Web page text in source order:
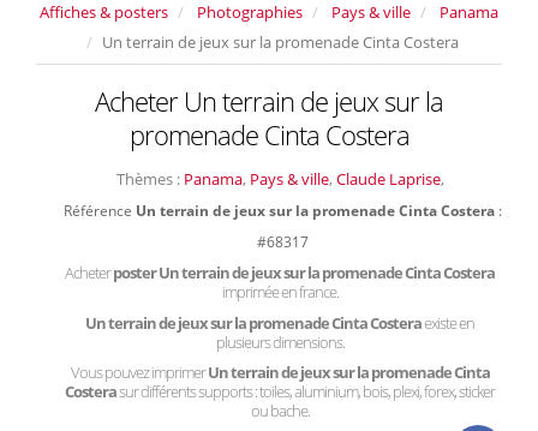
Affiches & posters Photographies Pays & ville
Panama
Un terrain de jeux sur la promenade Cinta Costera
Acheter Un terrain de jeux sur la
promenade Cinta Costera
Thèmes : Panama, Pays & ville, Claude Laprise,
Référence Un terrain de jeux sur la promenade Cinta Costera :
#68317
Acheterposter Un terrain de jeux sur la promenade Cinta Costera
imprimée en france.
Un terrain de jeux sur la promenade Cinta Costeraexiste en
plusieurs dimensions.
Vous pouvez imprimerUn terrain de jeux sur la promenade Cinta
Costerasur différents supports : toiles, aluminium, bois, plexi, forex, sticker
ou bache.